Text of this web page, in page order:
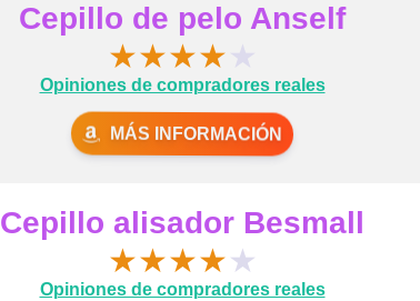
Cepillo de pelo Anself
★★★★
Opiniones de compradores reales
MÁS INFORMACIÓN
Cepillo alisador Besmall
★★★★★
Opiniones de compradores reales